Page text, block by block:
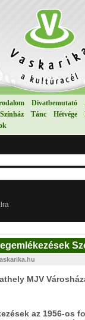
Divatbemutató
Színház Tánc Hétvége
MJV
az 1956-os